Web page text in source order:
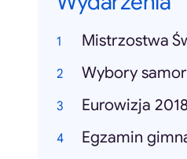
Mistrzostwa
Wybory
Eurowizja 2018
Egzamin